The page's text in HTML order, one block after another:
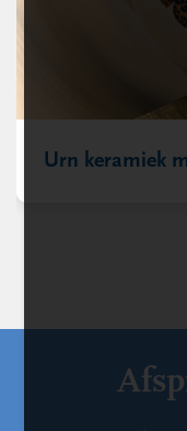
Urn keramiek